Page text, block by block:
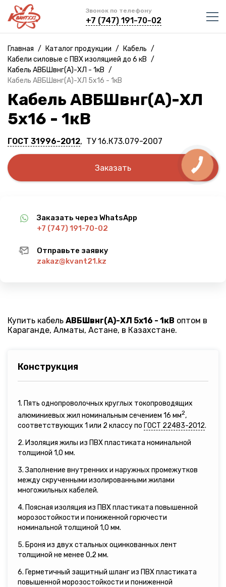
Звонок по телефону
+7 (747) 191-70-02
Главная / Каталог продукции / Кабель /
Кабели силовые с ПВХ изоляцией до 6 кВ /
Кабель АВБШвнг(A)-ХЛ - 1кВ /
Кабель АВБШвнг(A)-ХЛ 5х16 - 1кВ
Кабель АВБШвнг(A)-ХЛ
5х16 - 1кВ
ГОСТ 31996-2012, ТУ 16.К73.079-2007
Заказать
Заказать через WhatsApp
+7 (747) 191-70-02
Отправьте заявку
zakaz@kvant21.kz
Купить кабель АВБШвнг(A)-ХЛ 5х16 - 1кВ оптом в
Караганде, Алматы, Астане, в Казахстане.
Конструкция
1. Пять однопроволочных круглых токопроводящих
алюминиевых жил номинальным сечением 16 мм2,
соответствующих 1 или 2 классу по ГОСТ 22483-2012.
2. Изоляция жилы из ПВХ пластиката номинальной
толщиной 1,0 мм.
3. Заполнение внутренних и наружных промежутков
между скрученными изолированными жилами
многожильных кабелей.
4. Поясная изоляция из ПВХ пластиката повышенной
морозостойкости и пониженной горючести
номинальной толщиной 1,0 мм.
5. Броня из двух стальных оцинкованных лент
толщиной не менее 0,2 мм.
6. Герметичный защитный шланг из ПВХ пластиката
повышенной морозостойкости и пониженной